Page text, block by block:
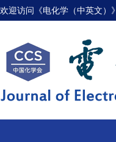
欢迎访问《电化学（中英文）